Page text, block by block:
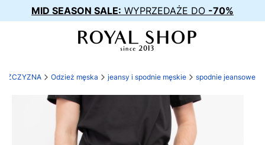
MID SEASON SALE: WYPRZEDAŻE DO -70%
Odzież męska jeansy i spodnie męskie spodnie jeansowe